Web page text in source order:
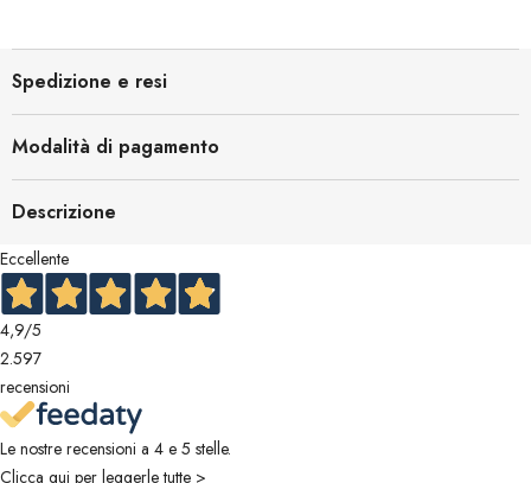
Spedizione e resi
Modalità di pagamento
Descrizione
Eccellente
4,9/5
2.597
recensioni
Le nostre recensioni a 4 e 5 stelle.
Clicca qui per leggerle tutte >